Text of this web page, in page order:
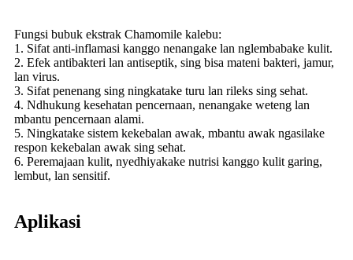
Fungsi bubuk ekstrak Chamomile kalebu:
1. Sifat anti-inflamasi kanggo nenangake lan nglembabake kulit.
2. Efek antibakteri lan antiseptik, sing bisa mateni bakteri, jamur,
lan virus.
3. Sifat penenang sing ningkatake turu lan rileks sing sehat.
4. Ndhukung kesehatan pencernaan, nenangake weteng lan
mbantu pencernaan alami.
5. Ningkatake sistem kekebalan awak, mbantu awak ngasilake
respon kekebalan awak sing sehat.
6. Peremajaan kulit, nyedhiyakake nutrisi kanggo kulit garing,
lembut, lan sensitif.
Aplikasi